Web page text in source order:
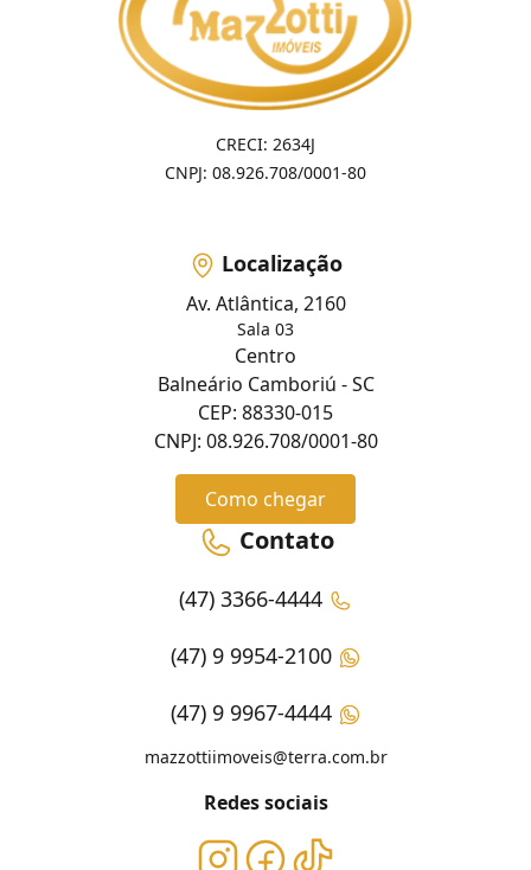
CRECI: 2634J
CNPJ: 08.926.708/0001-80
Localização
Av. Atlântica, 2160
Sala 03
Centro
Balneário Camboriú - SC
CEP: 88330-015
CNPJ: 08.926.708/0001-80
Como chegar
Contato
(47) 3366-4444
(47) 9 9954-2100
(47) 9 9967-4444
mazzottiimoveis@terra.com.br
Redes sociais